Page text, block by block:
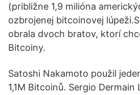
(približne 1,9 milióna
ozbrojenej bitcoinovej
obrala dvoch bratov, ktorí
Bitcoiny.
Satoshi Nakamoto použil
1,1M Bitcoinů. Sergio Dermain